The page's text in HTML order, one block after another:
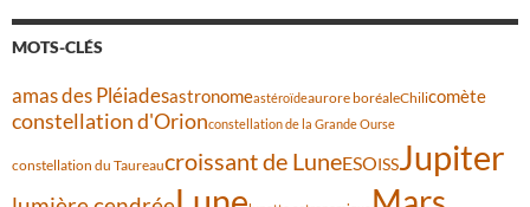
MOTS-CLÉS
amas des Pléiadesastronomeastéroïdeaurore boréaleChilicomète
constellation d'Orionconstellation de la Grande Ourse
constellation du Taureaucroissant de LuneESOISSJupiter